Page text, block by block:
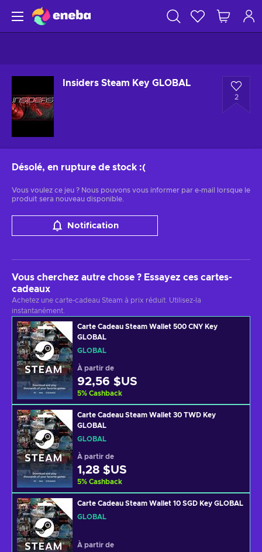
Insiders Steam Key GLOBAL
2
Désolé, en rupture de stock :(
Vous voulez ce jeu ? Nous pouvons vous informer par e-mail lorsque le
produit sera nouveau disponible.
Notification
Vous cherchez autre chose ? Essayez ces cartes-
cadeaux
Achetez une carte-cadeau Steam à prix réduit. Utilisez-la
instantanément.
Carte Cadeau Steam Wallet 500 CNY Key
GLOBAL
GLOBAL
À partir de
92,56 $US
5% Cashback
Carte Cadeau Steam Wallet 30 TWD Key
GLOBAL
GLOBAL
À partir de
1,28 $US
5% Cashback
Carte Cadeau Steam Wallet 10 SGD Key GLOBAL
GLOBAL
À partir de